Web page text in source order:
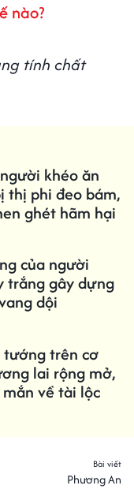
nào?
tính chất
khéo ăn
thị phi đeo bám,
ghét hãm hại
của người
trắng gây dựng
dội
trên cơ
lai rộng mở,
về tài lộc
Bài viết
Phương An